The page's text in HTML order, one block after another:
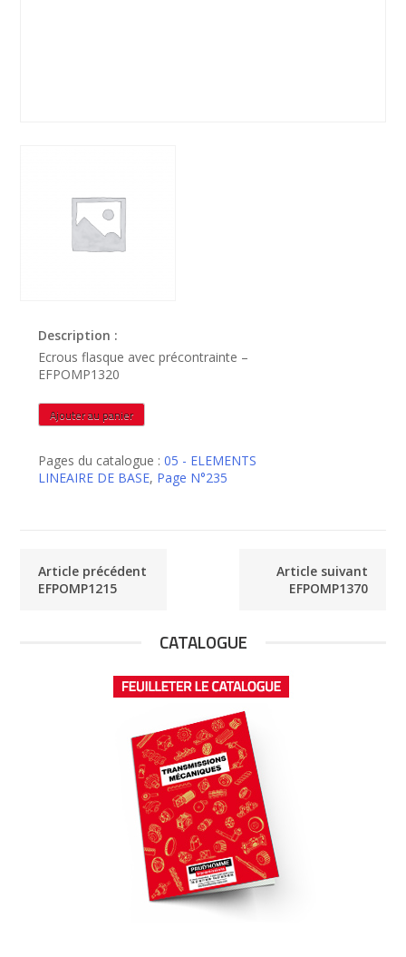
Description :
Ecrous flasque avec précontrainte –
EFPOMP1320
quantité
de
Ajouter au panier
Pages du catalogue :05 - ELEMENTS
LINEAIRE DE BASE, Page N°235
Article précédent
EFPOMP1215
Article suivant
EFPOMP1370
CATALOGUE